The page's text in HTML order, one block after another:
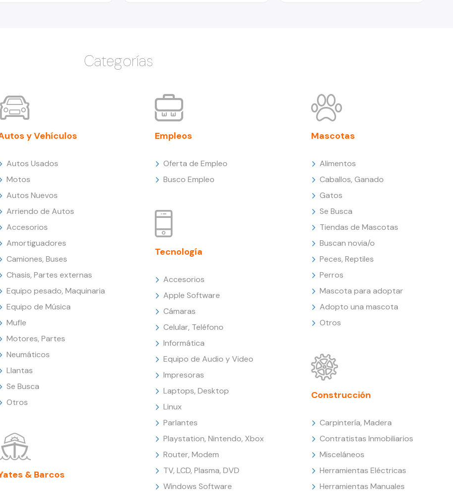
Categorías
y Vehículos
Autos Usados
Motos
Autos Nuevos
Arriendo de Autos
Accesorios
Amortiguadores
Camiones, Buses
Chasis, Partes externas
Equipo pesado, Maquinaria
Equipo de Música
Mufle
Motores, Partes
Neumáticos
Llantas
Se Busca
Otros
& Barcos
Empleos
Oferta de Empleo
Busco Empleo
Tecnología
Accesorios
Apple Software
Cámaras
Celular, Teléfono
Informática
Equipo de Audio y Video
Impresoras
Laptops, Desktop
Linux
Parlantes
Playstation, Nintendo, Xbox
Router, Modem
TV, LCD, Plasma, DVD
Windows Software
Mascotas
Alimentos
Caballos, Ganado
Gatos
Se Busca
Tiendas de Mascotas
Buscan novia/o
Peces, Reptiles
Perros
Mascota para adoptar
Adopto una mascota
Otros
Construcción
Carpintería, Madera
Contratistas Inmobiliarios
Misceláneos
Herramientas Eléctricas
Herramientas Manuales